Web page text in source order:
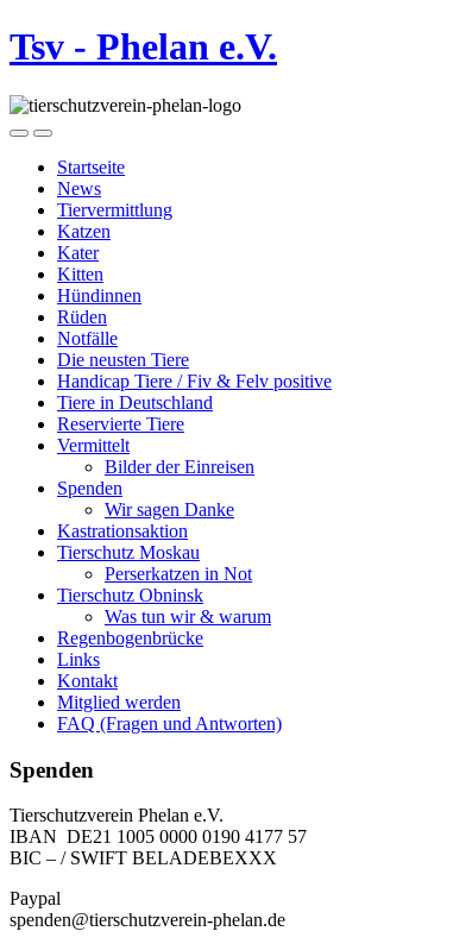
Tsv - Phelan e.V.
Startseite
News
Tiervermittlung
Katzen
Kater
Kitten
Hündinnen
Rüden
Notfälle
Die neusten Tiere
Handicap Tiere / Fiv & Felv positive
Tiere in Deutschland
Reservierte Tiere
Vermittelt
Bilder der Einreisen
Spenden
Wir sagen Danke
Kastrationsaktion
Tierschutz Moskau
Perserkatzen in Not
Tierschutz Obninsk
Was tun wir & warum
Regenbogenbrücke
Links
Kontakt
Mitglied werden
FAQ (Fragen und Antworten)
Spenden
Tierschutzverein Phelan e.V.
IBAN DE21 1005 0000 0190 4177 57
BIC – / SWIFT BELADEBEXXX
Paypal
spenden@tierschutzverein-phelan.de